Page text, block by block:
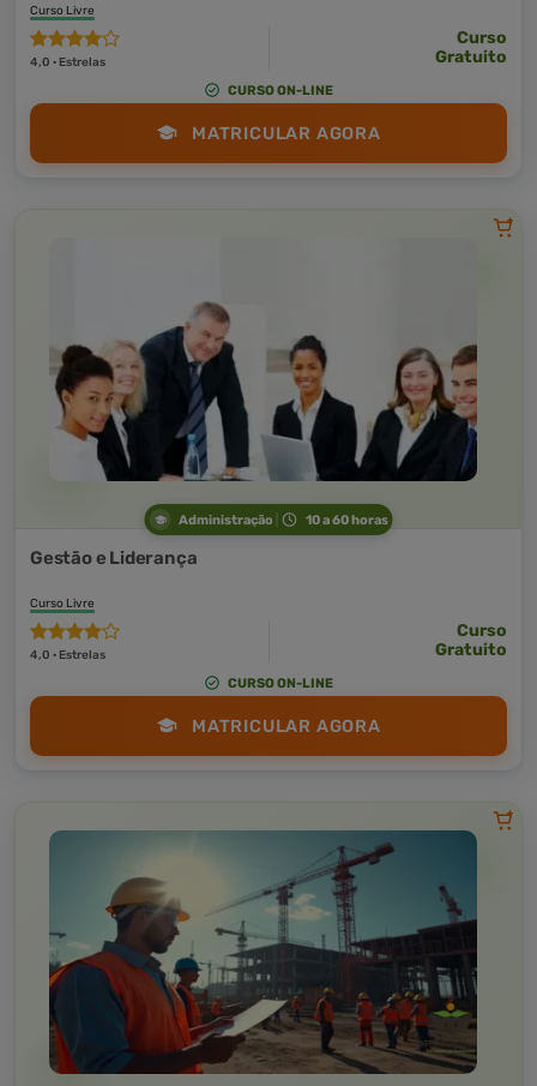
Curso Livre
4,0 · Estrelas
Curso
Gratuito
CURSO ON-LINE
MATRICULAR AGORA
Administração 10 a 60 horas
Gestão e Liderança
Curso Livre
4,0 · Estrelas
Curso
Gratuito
CURSO ON-LINE
MATRICULAR AGORA